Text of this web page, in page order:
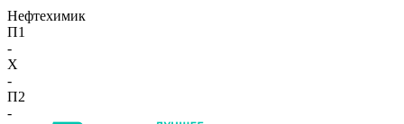
Нефтехимик
П1
-
X
-
П2
-